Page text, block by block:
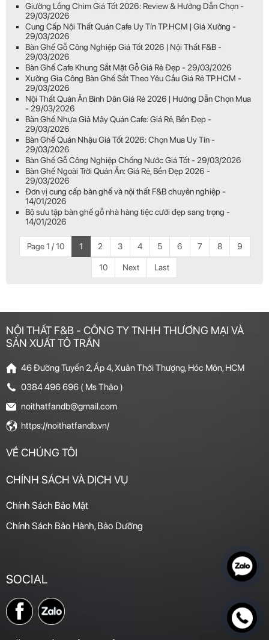
Giường Lồng Chim Giá Tốt 2026: Review & Hướng Dẫn Chọn -
29/03/2026
Cung Cấp Nội Thất Quán Cafe Uy Tín TP.HCM | Giá Xưởng -
29/03/2026
Bàn Ghế Gỗ Công Nghiệp Giá Tốt 2026 | Nội Thất F&B -
29/03/2026
Bàn Ghế Cafe Khung Sắt Mặt Gỗ Giá Rẻ Đẹp - 29/03/2026
Xưởng Gia Công Bàn Ghế Sắt Theo Yêu Cầu Giá Rẻ TP.HCM -
29/03/2026
Nội Thất Quán Ăn Bình Dân Giá Rẻ 2026 | Hướng Dẫn Chọn Mua
- 29/03/2026
Bàn Ghế Nhựa Giả Mây Quán Cafe: Giá Rẻ, Bền Đẹp -
29/03/2026
Bàn Ghế Quán Nhậu Giá Tốt 2026: Chọn Mua Uy Tín -
29/03/2026
Bàn Ghế Gỗ Công Nghiệp Chống Nước Giá Tốt - 29/03/2026
Bàn Ghế Ngoài Trời Quán Ăn: Giá Rẻ, Bền Đẹp 2026 -
29/03/2026
Đơn vị cung cấp bàn ghế và nội thất F&B chuyên nghiệp -
14/01/2026
Bộ sưu tập bàn ghế gỗ nhà hàng tiệc cưới đẹp sang trọng -
14/01/2026
Page 1 / 10 1 2 3 4 5 6 7 8 9
10 Next Last
NỘI THẤT F&B - CÔNG TY TNHH THƯƠNG MẠI VÀ
SẢN XUẤT TÔ TRẦN
46 Đường Tuyến 2, Ấp 4, Xuân Thới Thượng, Hóc Môn, HCM
0384 496 696 ( Ms Thảo )
noithatfandb@gmail.com
https://noithatfandb.vn/
VỀ CHÚNG TÔI
CHÍNH SÁCH VÀ DỊCH VỤ
Chính Sách Bảo Mật
Chính Sách Bảo Hành, Bảo Dưỡng
SOCIAL